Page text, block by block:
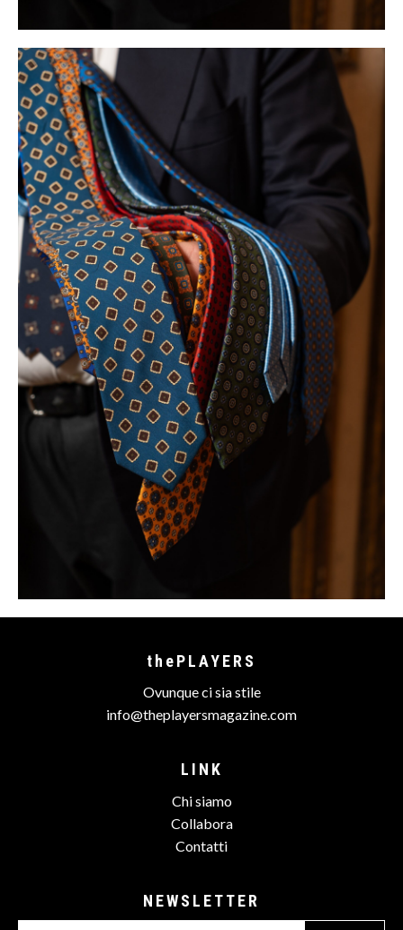
thePLAYERS
Ovunque ci sia stile
info@theplayersmagazine.com
LINK
Chi siamo
Collabora
Contatti
NEWSLETTER